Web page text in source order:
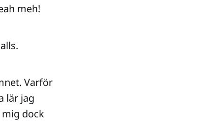
meh!
Varför
lär jag
mig dock